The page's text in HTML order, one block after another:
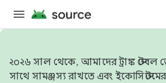
২০২৬ সাল থেকে, আমাদের ট্রাঙ্ক
সাথে সামঞ্জস্য রাখতে এবং